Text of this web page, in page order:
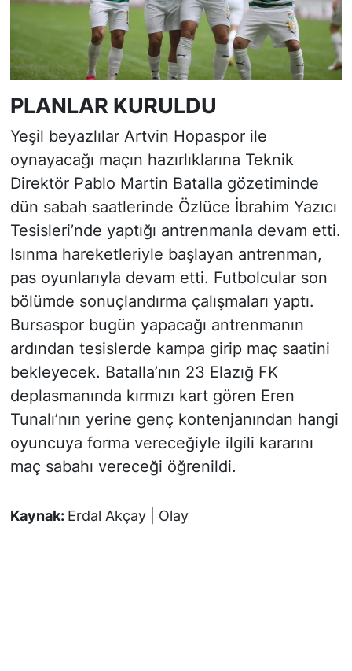
PLANLAR KURULDU
Yeşil beyazlılar Artvin Hopaspor ile
oynayacağı maçın hazırlıklarına Teknik
Direktör Pablo Martin Batalla gözetiminde
dün sabah saatlerinde Özlüce İbrahim Yazıcı
Tesisleri’nde yaptığı antrenmanla devam etti.
Isınma hareketleriyle başlayan antrenman,
pas oyunlarıyla devam etti. Futbolcular son
bölümde sonuçlandırma çalışmaları yaptı.
Bursaspor bugün yapacağı antrenmanın
ardından tesislerde kampa girip maç saatini
bekleyecek. Batalla’nın 23 Elazığ FK
deplasmanında kırmızı kart gören Eren
Tunalı’nın yerine genç kontenjanından hangi
oyuncuya forma vereceğiyle ilgili kararını
maç sabahı vereceği öğrenildi.
Kaynak: Erdal Akçay | Olay